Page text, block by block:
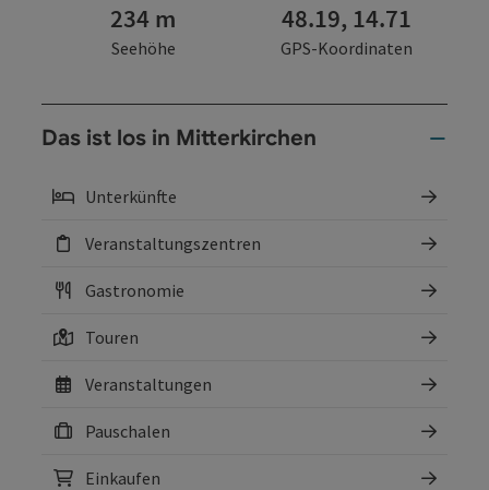
234 m
Seehöhe
48.19, 14.71
GPS-Koordinaten
Das ist los in Mitterkirchen
Unterkünfte
Veranstaltungszentren
Gastronomie
Touren
Veranstaltungen
Pauschalen
Einkaufen